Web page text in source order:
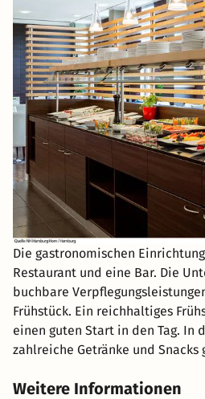
Die gastronomischen
Restaurant und eine Bar. Die
buchbare
Frühstück. Ein reichhaltiges
einen guten Start in den Tag. In
zahlreiche Getränke und Snacks
Weitere Informationen